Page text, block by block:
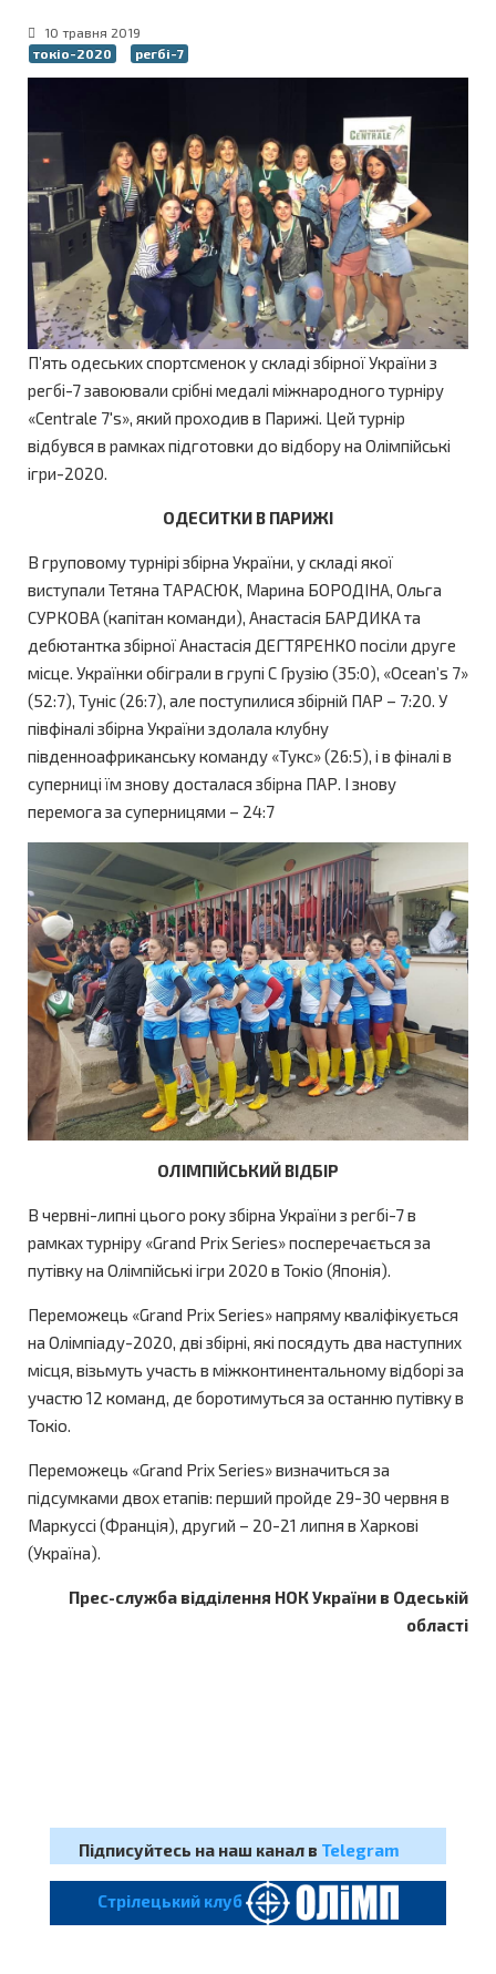
10 травня 2019
токіо-2020
регбі-7
П’ять одеських спортсменок у складі збірної України з
регбі-7 завоювали срібні медалі міжнародного турніру
«Centrale 7's», який проходив в Парижі. Цей турнір
відбувся в рамках підготовки до відбору на Олімпійські
ігри-2020.
ОДЕСИТКИ В ПАРИЖІ
В груповому турнірі збірна України, у складі якої
виступали Тетяна ТАРАСЮК, Марина БОРОДІНА, Ольга
СУРКОВА (капітан команди), Анастасія БАРДИКA та
дебютантка збірної Анастасія ДЕГТЯРЕНКО посіли друге
місце. Українки обіграли в групі С Грузію (35:0), «Ocean’s 7»
(52:7), Туніс (26:7), але поступилися збірній ПАР – 7:20. У
півфіналі збірна України здолала клубну
південноафриканську команду «Тукс» (26:5), і в фіналі в
суперниці їм знову досталася збірна ПАР. І знову
перемога за суперницями – 24:7
ОЛІМПІЙСЬКИЙ ВІДБІР
В червні-липні цього року збірна України з регбі-7 в
рамках турніру «Grand Prix Series» посперечається за
путівку на Олімпійські ігри 2020 в Токіо (Японія).
Переможець «Grand Prix Series» напряму кваліфікується
на Олімпіаду-2020, дві збірні, які посядуть два наступних
місця, візьмуть участь в міжконтинентальному відборі за
участю 12 команд, де боротимуться за останню путівку в
Токіо.
Переможець «Grand Prix Series» визначиться за
підсумками двох етапів: перший пройде 29-30 червня в
Маркуссі (Франція), другий – 20-21 липня в Харкові
(Україна).
Прес-служба відділення НОК України в Одеській
області
Підписуйтесь на наш канал в Telegram
Cтрілецький клуб